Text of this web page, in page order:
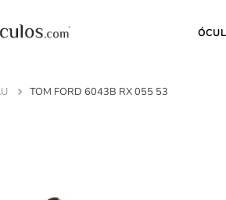
TOM FORD 6043B RX 055 53